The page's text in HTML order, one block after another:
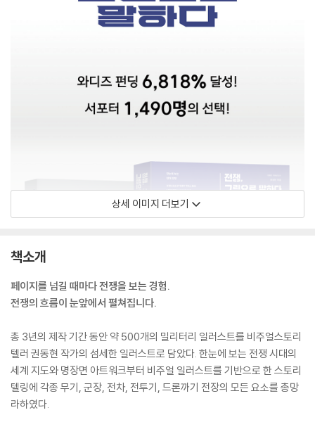
상세 이미지 더보기
책소개
페이지를 넘길 때마다 전쟁을 보는 경험.
전쟁의 흐름이 눈앞에서 펼쳐집니다.
총 3년의 제작 기간 동안 약 500개의 밀리터리 일러스트를 비주얼스토리
텔러 권동현 작가의 섬세한 일러스트로 담았다. 한눈에 보는 전쟁 시대의
세계 지도와 명장면 아트워크부터 비주얼 일러스트를 기반으로 한 스토리
텔링에 각종 무기, 군장, 전차, 전투기, 드론까기 전장의 모든 요소를 총망
라하였다.